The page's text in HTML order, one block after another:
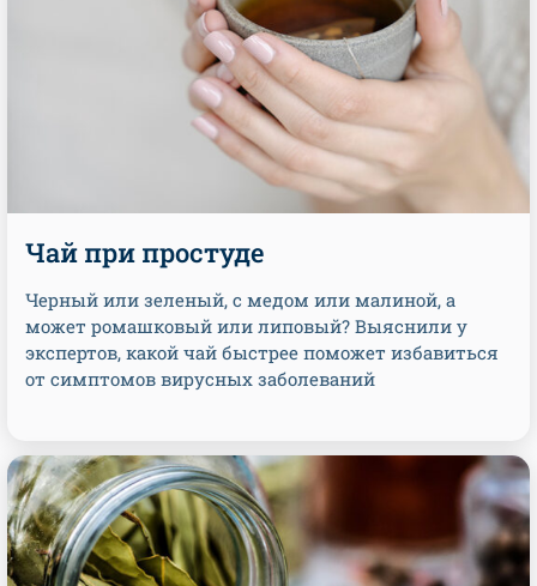
Чай при простуде
Черный или зеленый, с медом или малиной, а
может ромашковый или липовый? Выяснили у
экспертов, какой чай быстрее поможет избавиться
от симптомов вирусных заболеваний